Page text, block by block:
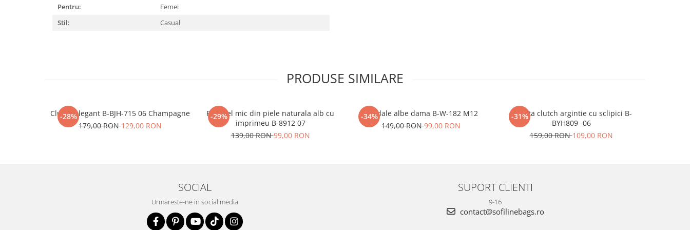
Pentru:
Femei
Stil:
Casual
PRODUSE SIMILARE
-28%
Clutch elegant B-BJH-715 06 Champagne
179,00 RON129,00 RON
-29%
Portofel mic din piele naturala alb cu
imprimeu B-8912 07
139,00 RON99,00 RON
-34%
Sandale albe dama B-W-182 M12
149,00 RON99,00 RON
-31%
Geanta clutch argintie cu sclipici B-
BYH809 -06
159,00 RON109,00 RON
SOCIAL
Urmareste-ne in social media
SUPORT CLIENTI
9-16
contact@sofilinebags.ro